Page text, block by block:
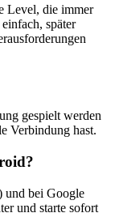
Level, die immer
später
gespielt werden
Verbindung hast.
und bei Google
und starte sofort